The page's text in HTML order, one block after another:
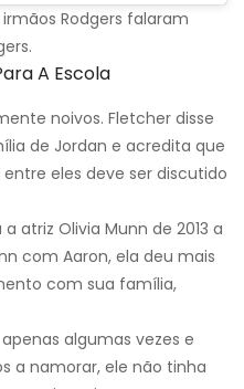
Rodgers falaram
A Escola
noivos. Fletcher disse
de Jordan e acredita que
eles deve ser discutido
atriz Olivia Munn de 2013 a
com Aaron, ela deu mais
com sua família,
apenas algumas vezes e
a namorar, ele não tinha